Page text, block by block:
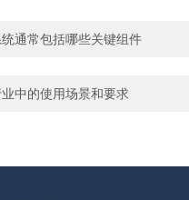
通常包括哪些关键组件
中的使用场景和要求